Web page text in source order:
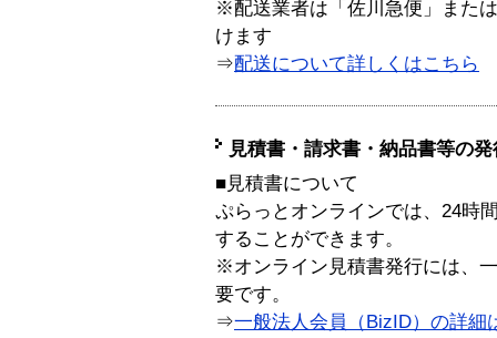
※配送業者は「佐川急便」また
けます
⇒配送について詳しくはこちら
見積書・請求書・納品書等の
■見積書について
ぷらっとオンラインでは、24時
することができます。
※オンライン見積書発行には、
要です。
⇒一般法人会員（BizID）の詳細